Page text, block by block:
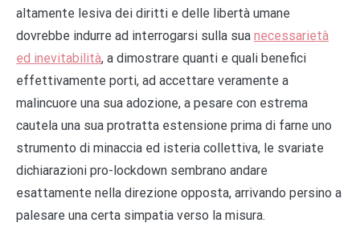
altamente lesiva dei diritti e delle libertà umane
dovrebbe indurre ad interrogarsi sulla sua necessarietà
ed inevitabilità, a dimostrare quanti e quali benefici
effettivamente porti, ad accettare veramente a
malincuore una sua adozione, a pesare con estrema
cautela una sua protratta estensione prima di farne uno
strumento di minaccia ed isteria collettiva, le svariate
dichiarazioni pro-lockdown sembrano andare
esattamente nella direzione opposta, arrivando persino a
palesare una certa simpatia verso la misura.